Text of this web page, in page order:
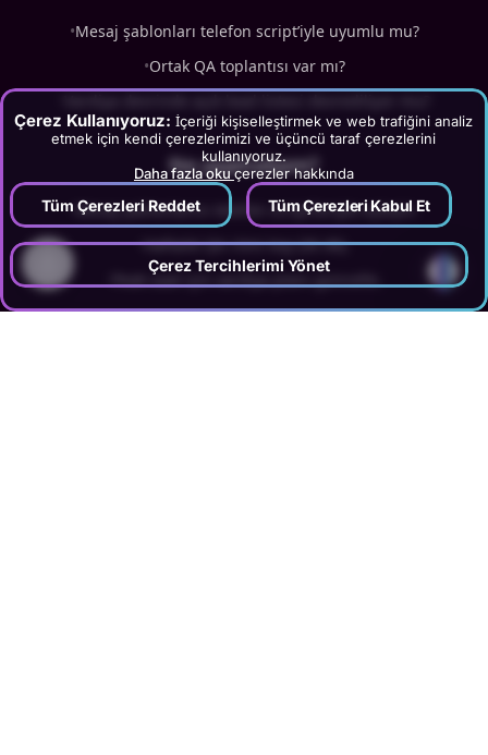
Çerez Kullanıyoruz: İçeriği kişiselleştirmek ve web trafiğini analiz
etmek için kendi çerezlerimizi ve üçüncü taraf çerezlerini
kullanıyoruz.
Daha fazla okuçerezler hakkında
Tüm Çerezleri Reddet Tüm Çerezleri Kabul Et
Çerez Tercihlerimi Yönet
•Mesaj şablonları telefon script’iyle uyumlu mu?
•Ortak QA toplantısı var mı?
Ne yapmalıyım?
• Mesaj şablonlarını telefon script’leriyle eşleştir.
•Haftalık QA ritmi koy (30 dk).
Peak saat için vardiya planı güncelle. ?